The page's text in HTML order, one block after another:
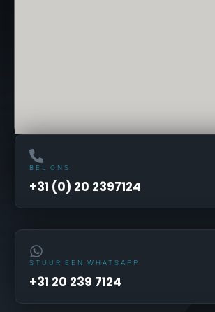
BEL ONS
+31 (0) 20 2397124
STUUR EEN WHATSAPP
+31 20 239 7124